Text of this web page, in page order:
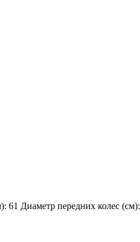
61 Диаметр передних колес (см):